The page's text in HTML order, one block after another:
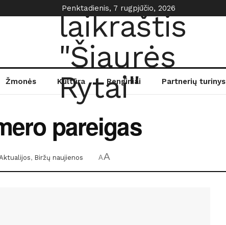
Penktadienis, 7 rugpjūčio, 2026
Žmonės Kultūra Renginiai Partnerių turinys
pareigas
, Biržų naujienos AA